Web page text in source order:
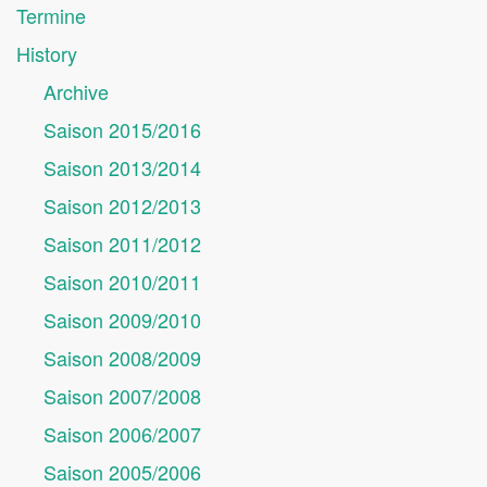
Termine
History
Archive
Saison 2015/2016
Saison 2013/2014
Saison 2012/2013
Saison 2011/2012
Saison 2010/2011
Saison 2009/2010
Saison 2008/2009
Saison 2007/2008
Saison 2006/2007
Saison 2005/2006